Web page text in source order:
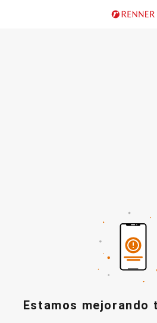
Estamos mejorando